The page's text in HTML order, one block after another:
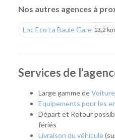
véhicule à proximité de chez
choix de véhicules à des tarifs
Une agence pratique pour
professionnel, départ en
remplacement temporaire de
rapidement Saint-Nazaire, la
naturel régional de Brière ou
Quel véhicule choisir ?
Nos autres agences à
Loc Eco La Baule Gare 13,2 km
Services de
Large gamme de
Equipements pour les
Départ et Retour
fériés
Livraison du véhicule